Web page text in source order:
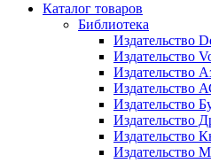
Каталог товаров
Библиотека
Издательство
Издательство
Издательство
Издательство
Издательство
Издательство
Издательство
Издательство